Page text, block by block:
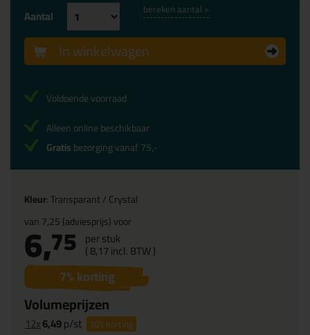
Kleur: Transparant / Crystal
van7,25(adviesprijs) voor
6,75 per stuk
(8,17incl. BTW )
7% korting
Volumeprijzen
12x6,49p/st 10%korting
Aantal bereken aantal >
In winkelwagen
Voldoende voorraad
Alleen online beschikbaar
Gratisbezorging vanaf 75,-